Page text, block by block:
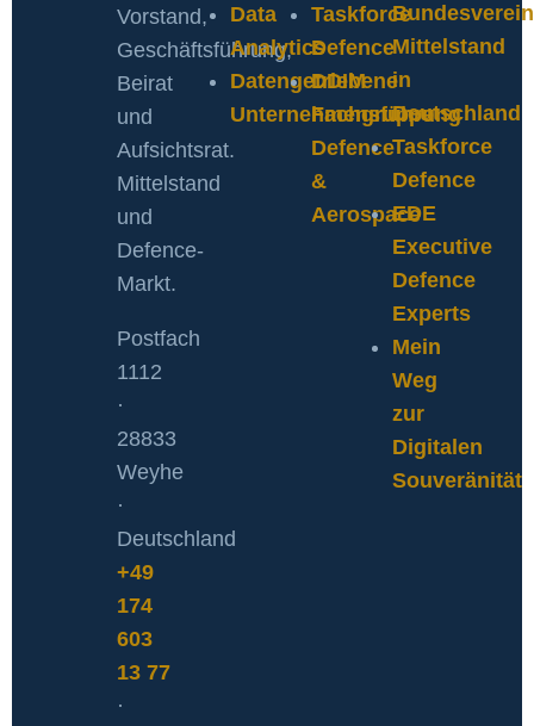
Vorstand,
Geschäftsführung,
Beirat
und
Aufsichtsrat.
Mittelstand
und
Defence-
Markt.
Postfach
1112
·
28833
Weyhe
·
Deutschland
+49
174
603
13 77
·
Data
Analytics
Datengetriebene
Unternehmensführung
Taskforce
Defence
DDIM
Fachgruppe
Defence
&
Aerospace
Mittelstand
in
Deutschland
Taskforce
Defence
EDE
Executive
Defence
Experts
Mein
Weg
zur
Digitalen
Souveränität